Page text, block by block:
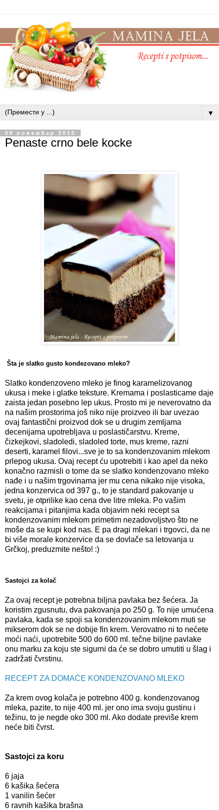
▼
09 новембар 2015
Penaste crno bele kocke
Šta je slatko gusto kondezovano mleko?
Slatko kondenzoveno mleko je finog karamelizovanog
ukusa i meke i glatke teksture. Kremama i poslasticame daje
zaista jedan posebno lep ukus. Prosto mi je neverovatno da
na našim prostorima još niko nije proizveo ili bar uvezao
ovaj fantastični proizvod dok se u drugim zemljama
decenijama upotrebljava u poslastičarstvu. Kreme,
čizkejkovi, sladoledi, sladoled torte, mus kreme, razni
deserti, karamel filovi...sve je to sa kondenzovanim mlekom
prlepog ukusa. Ovaj recept ću upotrebiti i kao apel da neko
konačno razmisli o tome da se slatko kondenzovano mleko
nađe i u našim trgovinama jer mu cena nikako nije visoka,
jedna konzervica od 397 g., to je standard pakovanje u
svetu, je otprilike kao cena dve litre mleka. Po vašim
reakcijama i pitanjima kada objavim neki recept sa
kondenzovanim mlekom primetim nezadovoljstvo što ne
moše da se kupi kod nas. E pa dragi mlekari i trgovci, da ne
bi više morale konzervice da se dovlače sa letovanja u
Grčkoj, preduzmite nešto! :)
Sastojci za kolač
Za ovaj recept je potrebna biljna pavlaka bez šećera. Ja
koristim zgusnutu, dva pakovanja po 250 g. To nije umućena
pavlaka, kada se spoji sa kondenzovanim mlekom muti se
mikserom dok se ne dobije fin krem. Verovatno ni to nećete
moći naći, upotrebite 500 do 600 ml. tečne biljne pavlake
onu marku za koju ste sigurni da će se dobro umutiti u šlag i
zadržati čvrstinu.
RECEPT ZA DOMAĆE KONDENZOVANO MLEKO
Za krem ovog kolača je potrebno 400 g. kondenzovanog
mleka, pazite, to nije 400 ml. jer ono ima svoju gustinu i
težinu, to je negde oko 300 ml. Ako dodate previše krem
neće biti čvrst.
Sastojci za koru
6 jaja
6 kašika šećera
1 vanilin šećer
6 ravnih kašika brašna